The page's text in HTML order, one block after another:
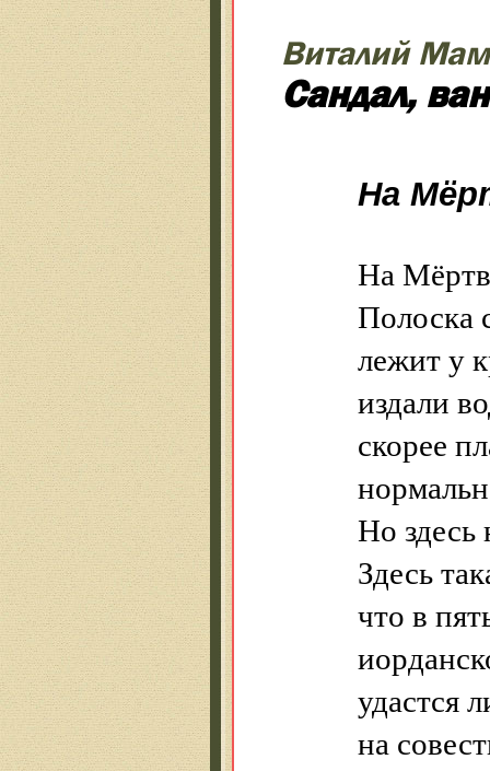
Виталий
Сандал,
На
На
Полоска
лежит у
издали
скорее
Но здесь
Здесь
что в
удастся
на